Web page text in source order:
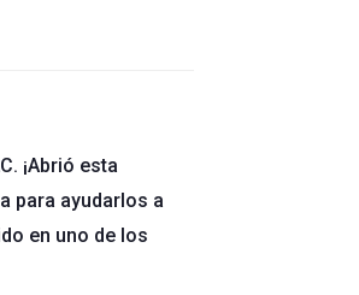
relevante y
las
¡Abrió esta
para ayudarlos a
en uno de los